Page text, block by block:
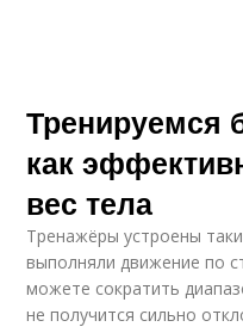
Тренируемся
как
вес тела
Тренажёры устроены
выполняли движение по
можете сократить
не получится сильно